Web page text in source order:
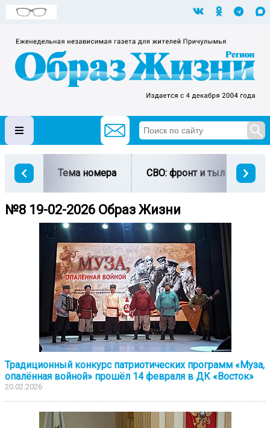
Тема номера СВО: фронт и тыл
№8 19-02-2026 Образ Жизни
Традиционный конкурс патриотических программ «Муза,
опалённая войной» прошёл 14 февраля в ДК «Восток»
20.02.2026